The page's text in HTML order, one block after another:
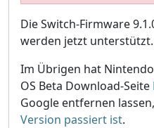
Die Switch-Firmware
werden jetzt unterstützt.
Im Übrigen hat
OS Beta Download-Seite
Google entfernen
Version passiert ist.